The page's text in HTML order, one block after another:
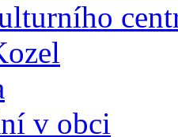
v obci